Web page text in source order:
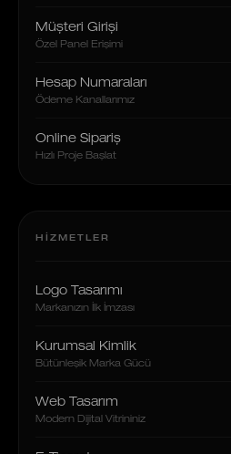
Müşteri Girişi
Özel Panel Erişimi
Hesap Numaraları
Ödeme Kanallarımız
Online Sipariş
Hızlı Proje Başlat
HIZMETLER
Logo Tasarımı
Markanızın İlk İmzası
Kurumsal Kimlik
Bütünleşik Marka Gücü
Web Tasarım
Modern Dijital Vitrininiz